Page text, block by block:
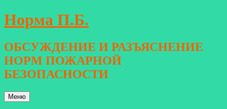
Перейти
к
Норма П.Б.
ОБСУЖДЕНИЕ И РАЗЪЯСНЕНИЕ
НОРМ ПОЖАРНОЙ
БЕЗОПАСНОСТИ
Меню